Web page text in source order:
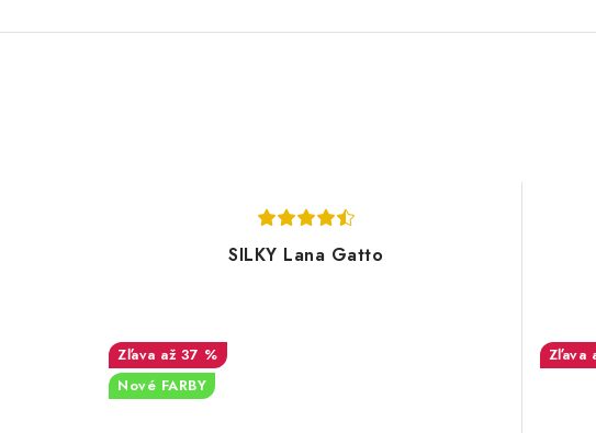
SILKY Lana Gatto
až 37 %
Nové FARBY